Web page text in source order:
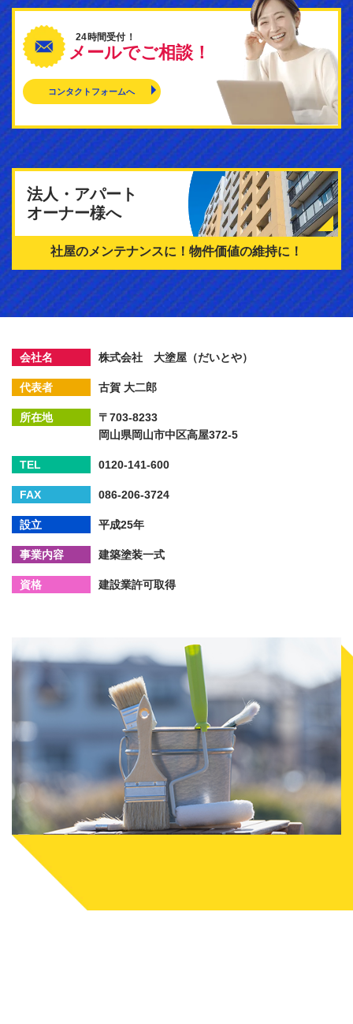
メールでご相談！
24時間受付！
コンタクトフォームへ
法人・アパート
オーナー様へ
社屋のメンテナンスに！ 物件価値の維持に！
会社名 株式会社 大塗屋（だいとや）
代表者 古賀 大二郎
所在地
〒703-8233
岡山県岡山市中区高屋372-5
TEL 0120-141-600
FAX 086-206-3724
設立 平成25年
事業内容 建築塗装一式
資格 建設業許可取得